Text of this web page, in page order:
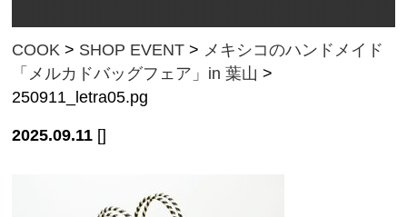
COOK > SHOP EVENT > メキシコのハンドメイド
「メルカドバッグフェア」in 葉山 >
250911_letra05.pg
2025.09.11 []